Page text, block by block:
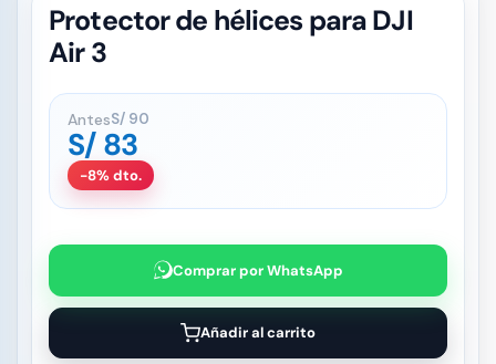
Protector de hélices para DJI
Air 3
AntesS/ 90
S/ 83
-8% dto.
Comprar por WhatsApp
Añadir al carrito